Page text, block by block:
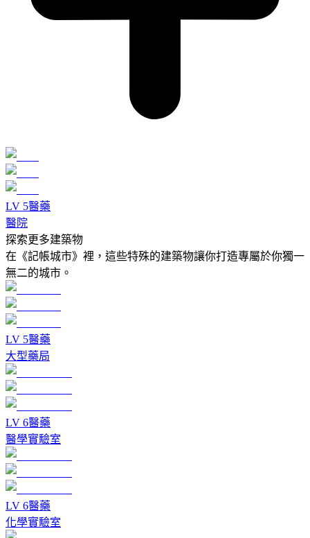
LV 5醫藥
醫院
探索更多建築物
在《記帳城市》裡，這些特殊的建築物讓你打造專屬於你獨一
無二的城市。
LV 5醫藥
大型藥局
LV 6醫藥
醫學實驗室
LV 6醫藥
化學實驗室